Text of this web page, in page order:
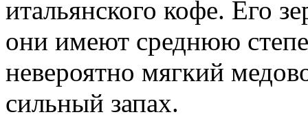
итальянского кофе. Его
они имеют среднюю
невероятно мягкий
сильный запах.